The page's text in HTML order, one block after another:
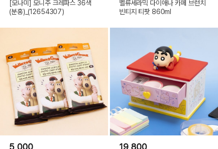
[모나미] 모니주 크레파스 36색
(분홍)_(12654307)
벨류세라믹 다이애나 카페 브런치
빈티지 티팟 860ml
5,000 19,800